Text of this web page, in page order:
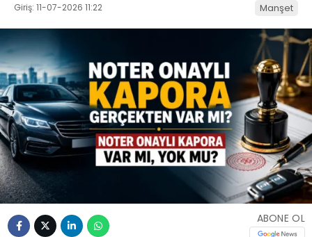
Giriş: 11-07-2026 11:22 Manşet
ABONE OL